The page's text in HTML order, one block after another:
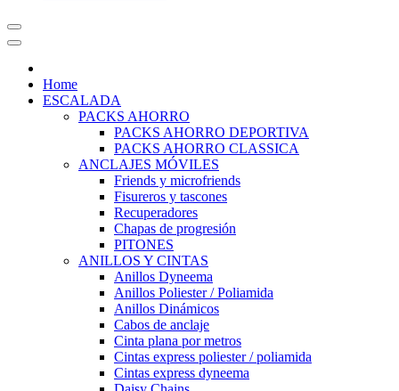
Home
ESCALADA
PACKS AHORRO
PACKS AHORRO DEPORTIVA
PACKS AHORRO CLASSICA
ANCLAJES MÓVILES
Friends y microfriends
Fisureros y tascones
Recuperadores
Chapas de progresión
PITONES
ANILLOS Y CINTAS
Anillos Dyneema
Anillos Poliester / Poliamida
Anillos Dinámicos
Cabos de anclaje
Cinta plana por metros
Cintas express poliester / poliamida
Cintas express dyneema